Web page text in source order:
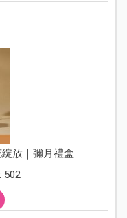
綻放｜彌月禮盒
502